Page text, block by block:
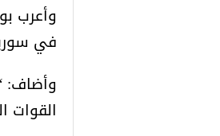
وأعرب
في
وأضاف:
القوات